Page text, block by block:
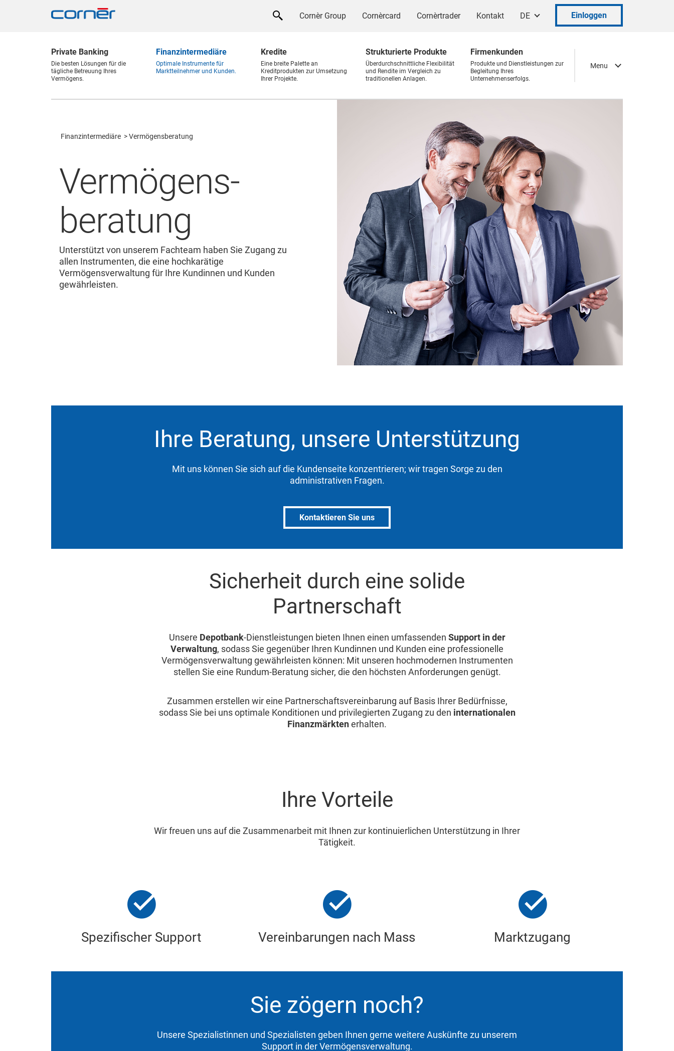
Cornèr Group Cornèrcard Cornèrtrader Kontakt DE Einloggen
Menu
Private Banking
Die besten Lösungen für die
tägliche Betreuung Ihres
Vermögens.
Finanzintermediäre
Optimale Instrumente für
Marktteilnehmer und Kunden.
Kredite
Eine breite Palette an
Kreditprodukten zur Umsetzung
Ihrer Projekte.
Strukturierte Produkte
Überdurchschnittliche Flexibilität
und Rendite im Vergleich zu
traditionellen Anlagen.
Firmenkunden
Produkte und Dienstleistungen zur
Begleitung Ihres
Unternehmenserfolgs.
Finanzintermediäre Vermögensberatung
Vermögens-
beratung
Unterstützt von unserem Fachteam haben Sie Zugang zu
allen Instrumenten, die eine hochkarätige
Vermögensverwaltung für Ihre Kundinnen und Kunden
gewährleisten.
Ihre Beratung, unsere Unterstützung
Mit uns können Sie sich auf die Kundenseite konzentrieren; wir tragen Sorge zu den
administrativen Fragen.
Kontaktieren Sie uns
Sicherheit durch eine solide
Partnerschaft
Unsere Depotbank-Dienstleistungen bieten Ihnen einen umfassenden Support in der
Verwaltung, sodass Sie gegenüber Ihren Kundinnen und Kunden eine professionelle
Vermögensverwaltung gewährleisten können: Mit unseren hochmodernen Instrumenten
stellen Sie eine Rundum-Beratung sicher, die den höchsten Anforderungen genügt.
Zusammen erstellen wir eine Partnerschaftsvereinbarung auf Basis Ihrer Bedürfnisse,
sodass Sie bei uns optimale Konditionen und privilegierten Zugang zu den internationalen
Finanzmärktenerhalten.
Ihre Vorteile
Wir freuen uns auf die Zusammenarbeit mit Ihnen zur kontinuierlichen Unterstützung in Ihrer
Tätigkeit.
Spezifischer Support Vereinbarungen nach Mass Marktzugang
Sie zögern noch?
Unsere Spezialistinnen und Spezialisten geben Ihnen gerne weitere Auskünfte zu unserem
Support in der Vermögensverwaltung.